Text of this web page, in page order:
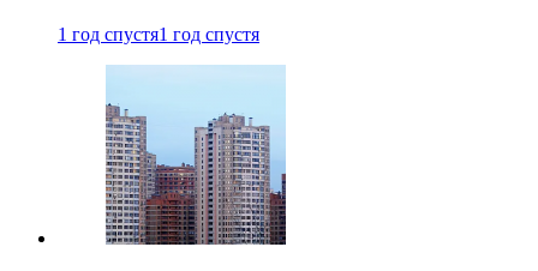
1 год спустя1 год спустя